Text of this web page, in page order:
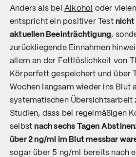
Anders als bei Alkohol
oder
entspricht ein positiver Test nicht
aktuellen Beeinträchtigung,
zurückliegende Einnahmen
allem an der Fettlöslichkeit von
Körperfett gespeichert und über
Wochen langsam wieder ins Blut
systematischen Übersichtsarbeit
Studien, dass bei regelmäßigen
selbstnach sechs Tagen
über 2 ng/ml im Blut messbar
sogar über 5 ng/ml bereits nach